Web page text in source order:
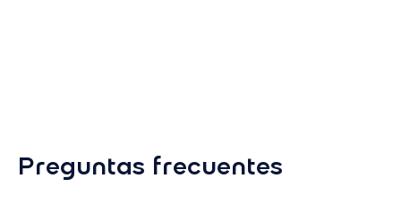
Preguntas frecuentes